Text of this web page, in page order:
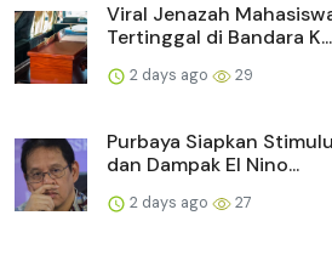
Viral Jenazah
Tertinggal di Bandara K...
2 days ago 29
Purbaya Siapkan
dan Dampak El Nino...
2 days ago 27